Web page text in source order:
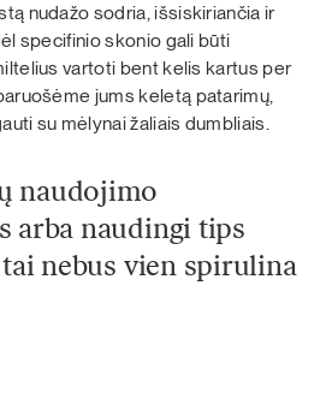
nudažo sodria, išsiskiriančia ir
specifinio skonio gali būti
vartoti bent kelis kartus per
jums keletą patarimų,
su mėlynai žaliais dumbliais.
naudojimo
arba naudingi tips
nebus vien spirulina